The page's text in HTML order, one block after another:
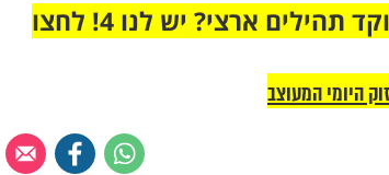
מחוברים רק לקבוצת ווטסאפ אחת מבית מוקד תהילים ארצי? יש לנו 4! לחצו
היומי המעוצב